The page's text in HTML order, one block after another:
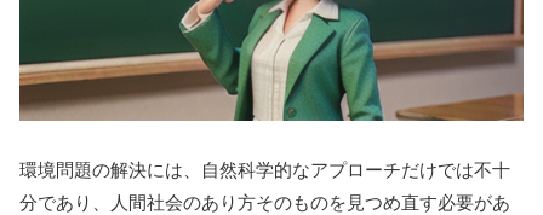
環境問題の解決には、自然科学的なアプローチだけでは不十
分であり、人間社会のあり方そのものを見つめ直す必要があ